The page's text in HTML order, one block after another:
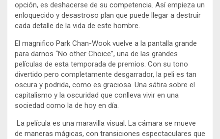
opción, es deshacerse de su competencia. Así empieza un
enloquecido y desastroso plan que puede llegar a destruir
cada detalle de la vida de este hombre.
El magnifico Park Chan-Wook vuelve a la pantalla grande
para darnos “No other Choice”, una de las grandes
películas de esta temporada de premios. Con su tono
divertido pero completamente desgarrador, la peli es tan
oscura y podrida, como es graciosa. Una sátira sobre el
capitalismo y la oscuridad que conlleva vivir en una
sociedad como la de hoy en día.
La película es una maravilla visual. La cámara se mueve
de maneras mágicas, con transiciones espectaculares que